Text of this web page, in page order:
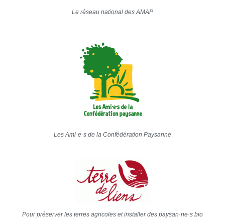
Le réseau national des AMAP
Les Ami·e·s de la Confédération Paysanne
Pour préserver les terres agricoles et installer des paysan·ne·s bio